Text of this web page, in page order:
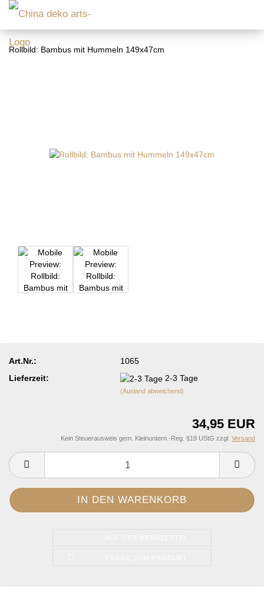
Rollbild: Bambus mit Hummeln 149x47cm
Art.Nr.:
1065
Lieferzeit:
2-3 Tage
(Ausland abweichend)
34,95 EUR
Kein Steuerausweis gem. Kleinuntern.-Reg. §19 UStG zzgl. Versand